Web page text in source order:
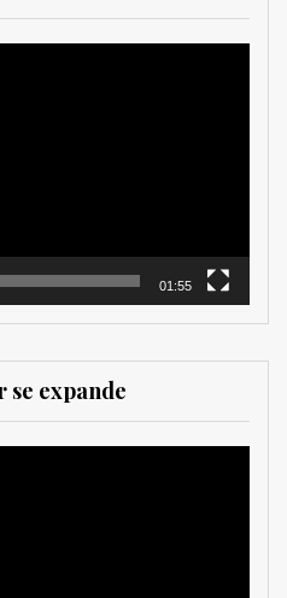
01:55
expande